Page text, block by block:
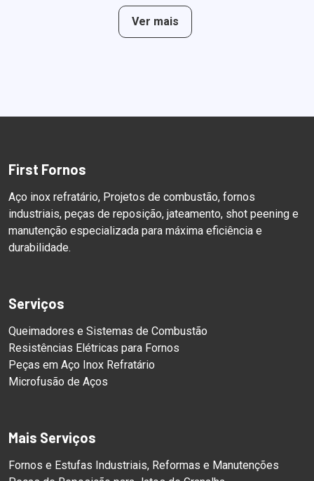
Ver mais
First Fornos
Aço inox refratário, Projetos de combustão, fornos
industriais, peças de reposição, jateamento, shot peening e
manutenção especializada para máxima eficiência e
durabilidade.
Serviços
Queimadores e Sistemas de Combustão
Resistências Elétricas para Fornos
Peças em Aço Inox Refratário
Microfusão de Aços
Mais Serviços
Fornos e Estufas Industriais, Reformas e Manutenções